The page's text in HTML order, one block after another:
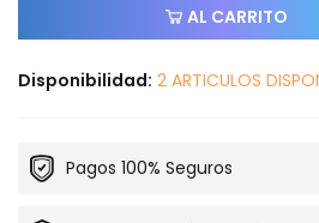
AL CARRITO
Disponibilidad: 2 ARTICULOS
Pagos 100% Seguros